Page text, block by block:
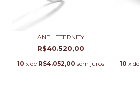
ANEL ETERNITY
R$40.520,00
10 x de R$4.052,00 sem juros 10 x de